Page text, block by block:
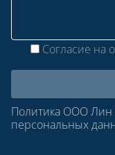
Согласие на
Политика ООО Лин
персональных